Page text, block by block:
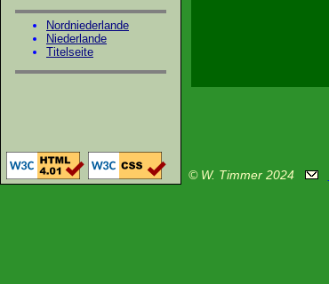
Nordniederlande
Niederlande
Titelseite
© W. Timmer 2024